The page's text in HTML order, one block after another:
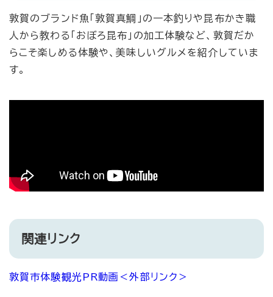
敦賀のブランド魚「敦賀真鯛」の一本釣りや昆布かき職
人から教わる「おぼろ昆布」の加工体験など、敦賀だか
らこそ楽しめる体験や、美味しいグルメを紹介していま
す。
関連リンク
敦賀市体験観光PR動画 ＜外部リンク＞